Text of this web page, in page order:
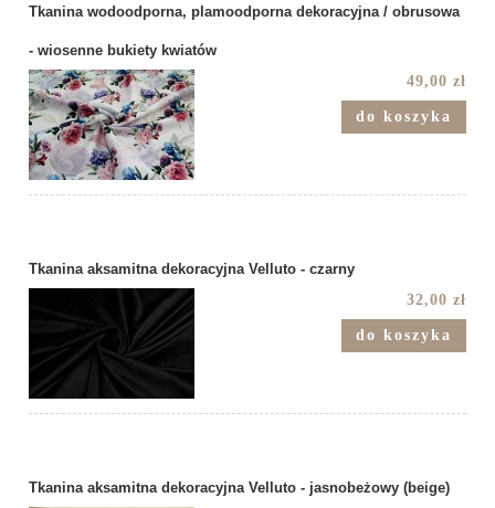
Tkanina wodoodporna, plamoodporna dekoracyjna / obrusowa
- wiosenne bukiety kwiatów
49,00 zł
do koszyka
Tkanina aksamitna dekoracyjna Velluto - czarny
32,00 zł
do koszyka
Tkanina aksamitna dekoracyjna Velluto - jasnobeżowy (beige)